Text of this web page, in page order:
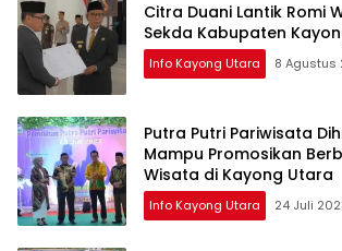
Citra Duani Lantik Romi
Sekda Kabupaten
Info Kayong Utara 8 Agustus
Putra Putri Pariwisata
Mampu Promosikan
Wisata di Kayong Utara
Info Kayong Utara 24 Juli